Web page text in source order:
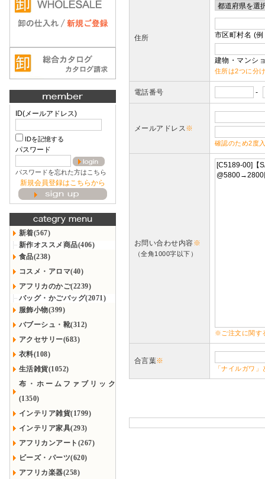
ID(メールアドレス)
IDを記憶する
パスワード
パスワードを忘れた方はこちら
新規会員登録はこちらから
新着(567)
新作オススメ商品(406)
食品(238)
コスメ・アロマ(40)
アフリカのかご(2239)
バッグ・かごバッグ(2071)
服飾小物(399)
バブーシュ・靴(312)
アクセサリー(683)
衣料(108)
生活雑貨(1052)
布・ホームファブリック
(1350)
インテリア雑貨(1799)
インテリア家具(293)
アフリカンアート(267)
ビーズ・パーツ(620)
アフリカ楽器(258)
住所 市区町村名 (
建物・マンシ
住所は2つに分
電話番号 -
メールアドレス※
確認のため2度
お問い合わせ内容※
（全角1000字以下）
※ご注文に関す
合言葉※
「ナイルガワ